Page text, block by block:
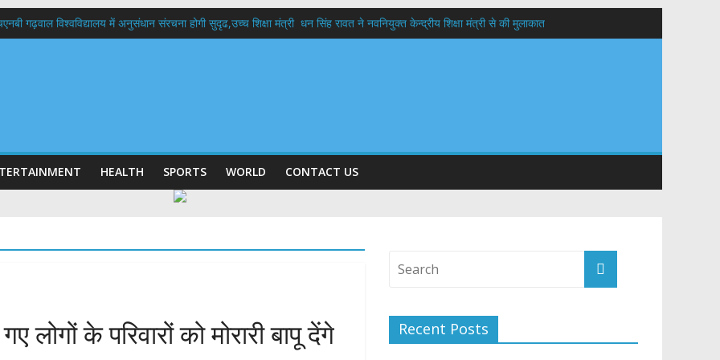
गढ़वाल विश्वविद्यालय में अनुसंधान संरचना होगी सुदृढ,उच्च शिक्षा मंत्री धन सिंह रावत ने नवनियुक्त केन्द्रीय शिक्षा मंत्री से की मुलाकात
दिवस पर मुख्यमंत्री धामी ने उत्कृष्ट बुनकरों और हस्तशिल्प कारीगरों को किया सम्मानित
HEALTH SPORTS WORLD CONTACT US
के परिवारों को मोरारी बापू देंगे
Recent Posts